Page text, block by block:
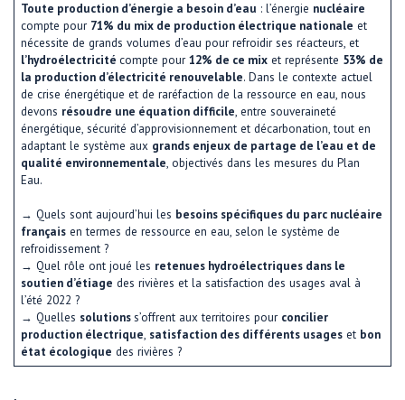
Toute production d’énergie a besoin d’eau : l’énergie nucléaire
compte pour 71% du mix de production électrique nationale et
nécessite de grands volumes d’eau pour refroidir ses réacteurs, et
l’hydroélectricité compte pour12% de ce mixet représente 53% de
la production d’électricité renouvelable. Dans le contexte actuel
de crise énergétique et de raréfaction de la ressource en eau, nous
devons résoudre une équation difficile, entre souveraineté
énergétique, sécurité d’approvisionnement et décarbonation, tout en
adaptant le système aux grands enjeux de partage de l’eau et de
qualité environnementale, objectivés dans les mesures du Plan
Eau.
→ Quels sont aujourd’hui les besoins spécifiques du parc nucléaire
françaisen termes de ressource en eau, selon le système de
refroidissement ?
→ Quel rôle ont joué les retenues hydroélectriques dans le
soutien d’étiage des rivières et la satisfaction des usages aval à
l’été 2022 ?
→ Quelles solutionss’offrent aux territoires pour concilier
production électrique, satisfaction des différents usageset bon
état écologique des rivières ?